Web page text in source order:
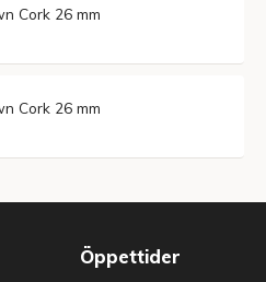
Cork 26 mm
Cork 26 mm
Öppettider